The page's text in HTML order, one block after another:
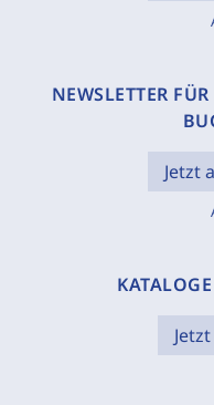
NEWSLETTER
Jetzt